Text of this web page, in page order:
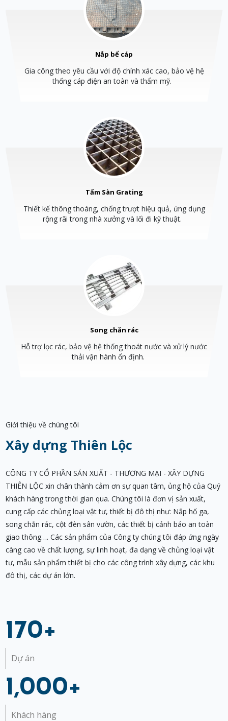
Anh Nguyên Thanh Long vừa đặt hàng sản phẩm
Chị Trần Như Quỳnh vừa đặt hàng sản phẩm
Nắp bể cáp
Gia công theo yêu cầu với độ chính xác cao, bảo vệ hệ
thống cáp điện an toàn và thẩm mỹ.
Tấm Sàn Grating
Thiết kế thông thoáng, chống trượt hiệu quả, ứng dụng
rộng rãi trong nhà xưởng và lối đi kỹ thuật.
Song chắn rác
Hỗ trợ lọc rác, bảo vệ hệ thống thoát nước và xử lý nước
Giới thiệu về chúng tôi
Xây dựng Thiên Lộc
CÔNG TY CỔ PHẦN SẢN XUẤT - THƯƠNG MẠI - XÂY DỰNG
THIÊN LỘC xin chân thành cảm ơn sự quan tâm, ủng hộ của Quý
khách hàng trong thời gian qua. Chúng tôi là đơn vị sản xuất,
cung cấp các chủng loại vật tư, thiết bị đô thị như: Nắp hố ga,
song chắn rác, cột đèn sân vườn, các thiết bị cảnh báo an toàn
giao thông…. Các sản phẩm của Công ty chúng tôi đáp ứng ngày
càng cao về chất lượng, sự linh hoạt, đa dạng về chủng loại vật
tư, mẫu sản phẩm thiết bị cho các công trình xây dựng, các khu
đô thị, các dự án lớn.
170+
Dự án
1,000+
Khách hàng